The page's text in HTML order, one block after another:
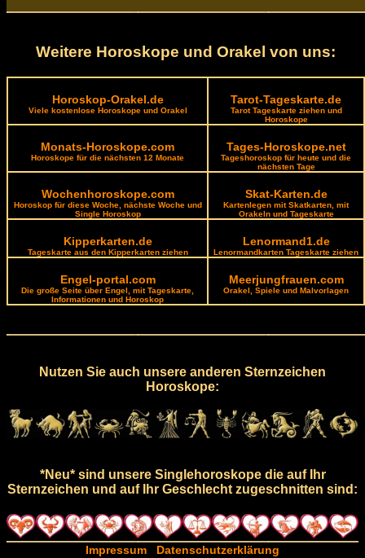
Weitere Horoskope und Orakel von uns:
Horoskop-Orakel.de
Viele kostenlose Horoskope und Orakel
Tarot-Tageskarte.de
Tarot Tageskarte ziehen und
Horoskope
Monats-Horoskope.com
Horoskope für die nächsten 12 Monate
Tages-Horoskope.net
Tageshoroskop für heute und die
nächsten Tage
Wochenhoroskope.com
Horoskop für diese Woche, nächste Woche und
Single Horoskop
Skat-Karten.de
Kartenlegen mit Skatkarten, mit
Orakeln und Tageskarte
Kipperkarten.de
Tageskarte aus den Kipperkarten ziehen
Lenormand1.de
Lenormandkarten Tageskarte ziehen
Engel-portal.com
Die große Seite über Engel, mit Tageskarte,
Informationen und Horoskop
Meerjungfrauen.com
Orakel, Spiele und Malvorlagen
Nutzen Sie auch unsere anderen Sternzeichen
Horoskope:
*Neu* sind unsere Singlehoroskope die auf Ihr
Sternzeichen und auf Ihr Geschlecht zugeschnitten sind:
Impressum Datenschutzerklärung